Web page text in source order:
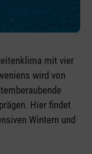
mit vier
wird von
Hier findet
Wintern und